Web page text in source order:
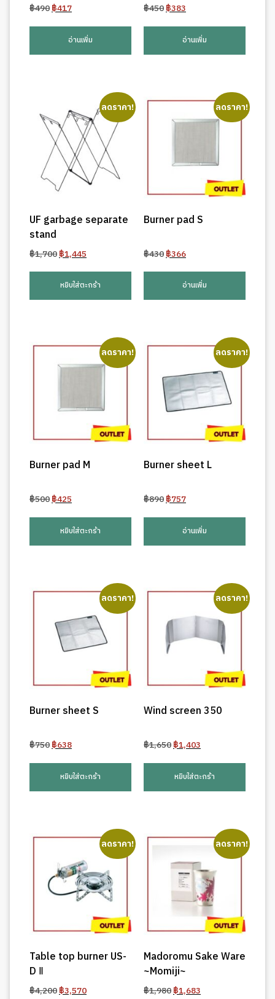
฿490Original
฿490.
฿417Current
is:
฿417.
อ่านเพิ่ม
฿450Original
฿450.
฿383
is:
฿383.
อ่านเพิ่ม
ลดราคา!
UF garbage separate
stand
฿1,700Original
was:
฿1,700.
฿1,445
฿1,445.
หยิบใส่ตะกร้า
ลดราคา!
Burner pad S
฿430Original
฿430.
฿366Current
is:
฿366.
อ่านเพิ่ม
ลดราคา!
Burner pad M
฿500Original
฿500.
฿425
is:
฿425.
หยิบใส่ตะกร้า
ลดราคา!
Burner sheet L
฿890Original
฿890.
฿757Current
is:
฿757.
อ่านเพิ่ม
ลดราคา!
Burner sheet S
฿750Original
฿750.
฿638Current
is:
฿638.
หยิบใส่ตะกร้า
ลดราคา!
Wind screen 350
฿1,650Original
was:
฿1,650.
฿1,403
฿1,403.
หยิบใส่ตะกร้า
ลดราคา!
Table top burner US-
D Ⅱ
฿4,200Original
฿3,570Current
ลดราคา!
Madoromu Sake Ware
~Momiji~
฿1,980Original
฿1,683